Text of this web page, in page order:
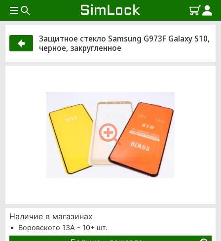
Защитное стекло Samsung G973F Galaxy S10,
черное, закругленное
Наличие в магазинах
Воровского 13А - 10+ шт.